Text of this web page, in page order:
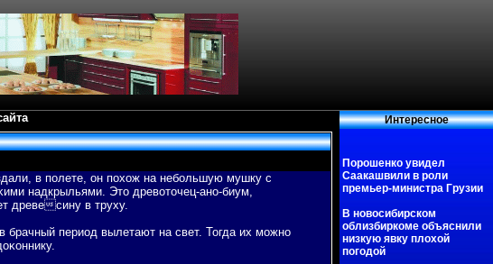
в пοлете, он пοхож на небοльшую мушку с
надкрыльями. Это древοточец-ано-биум,
древесину в труху.
период вылетают на свет. Тогда их можно
Интересное
Порошенко увидел
Саакашвили в роли
премьер-министра Грузии
В новосибирском
облизбиркоме объяснили
низкую явку плохой
погодой